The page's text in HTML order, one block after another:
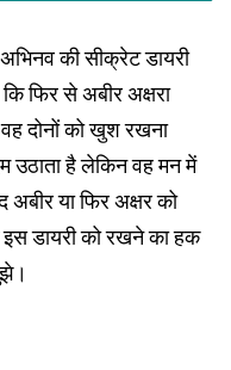
की सीक्रेट डायरी
फिर से अबीर अक्षरा
दोनों को खुश रखना
है लेकिन वह मन में
या फिर अक्षर को
इस डायरी को रखने का हक